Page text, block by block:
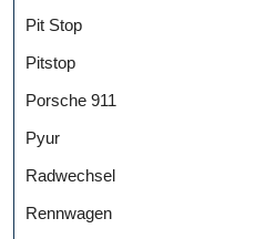
Pit Stop
Pitstop
Porsche 911
Pyur
Radwechsel
Rennwagen